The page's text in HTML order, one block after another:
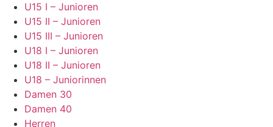
U15 I – Junioren
U15 II – Junioren
U15 III – Junioren
U18 I – Junioren
U18 II – Junioren
U18 – Juniorinnen
Damen 30
Damen 40
Herren